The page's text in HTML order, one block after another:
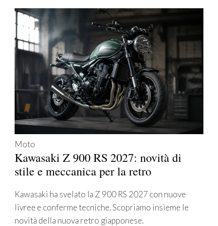
Moto
Kawasaki Z 900 RS 2027: novità di
stile e meccanica per la retro
Kawasaki ha svelato la Z 900 RS 2027 con nuove
livree e conferme tecniche. Scopriamo insieme le
novità della nuova retro giapponese.